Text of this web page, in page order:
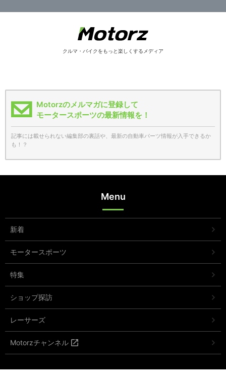
クルマ・バイクをもっと楽しくするメディア
Motorzのメルマガに登録して
モータースポーツの最新情報を！
記事には載せられない編集部の裏話や、最新の自動車パーツ情報が入手できるか
も！？
Menu
新着
モータースポーツ
特集
ショップ探訪
レーサーズ
Motorzチャンネル